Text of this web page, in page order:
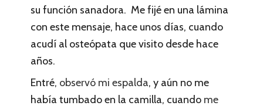
su función sanadora. Me fijé en una lámina
con este mensaje, hace unos días, cuando
acudí al osteópata que visito desde hace
años.
Entré, observó mi espalda, y aún no me
había tumbado en la camilla, cuando me